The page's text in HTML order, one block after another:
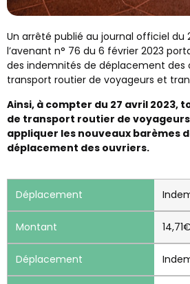
Un arrêté publié au journal officiel du
l’avenant n° 76 du 6 février 2023
des indemnités de déplacement des
transport routier de voyageurs et
Ainsi, à compter du 27 avril 2023,
de transport routier de
appliquer les nouveaux barèmes
déplacement des ouvriers.
14,71€